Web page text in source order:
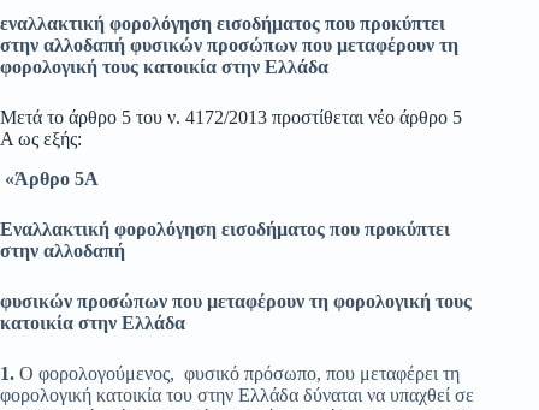
εναλλακτική φορολόγηση εισοδήματος που προκύπτει
στην αλλοδαπή φυσικών προσώπων που μεταφέρουν τη
φορολογική τους κατοικία στην Ελλάδα
Μετά το άρθρο 5 του ν. 4172/2013 προστίθεται νέο άρθρο 5
Α ως εξής:
«Άρθρο 5Α
Εναλλακτική φορολόγηση εισοδήματος που προκύπτει
στην αλλοδαπή
φυσικών προσώπων που μεταφέρουν τη φορολογική τους
κατοικία στην Ελλάδα
1. Ο φορολογούμενος, φυσικό πρόσωπο, που μεταφέρει τη
φορολογική κατοικία του στην Ελλάδα δύναται να υπαχθεί σε